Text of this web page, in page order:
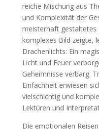
reiche Mischung aus
und Komplexität der
meisterhaft gestaltetes
komplexes Bild zeigte,
Drachenlichts: Ein
Licht und Feuer
Geheimnisse verbarg.
Einfachheit erwiesen
vielschichtig und
Lektüren und
Die emotionalen